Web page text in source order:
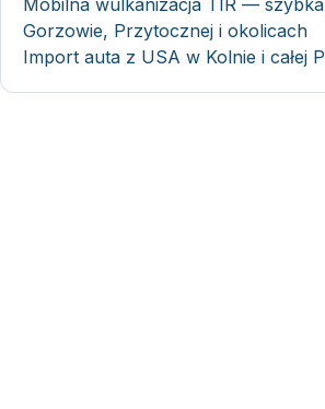
Mobilna wulkanizacja TIR —
Gorzowie, Przytocznej i okolicach
Import auta z USA w Kolnie i całej